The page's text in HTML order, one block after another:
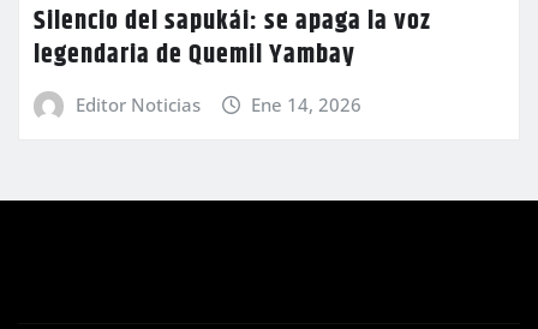
Silencio del sapukái: se apaga la voz
legendaria de Quemil Yambay
Editor Noticias Ene 14, 2026